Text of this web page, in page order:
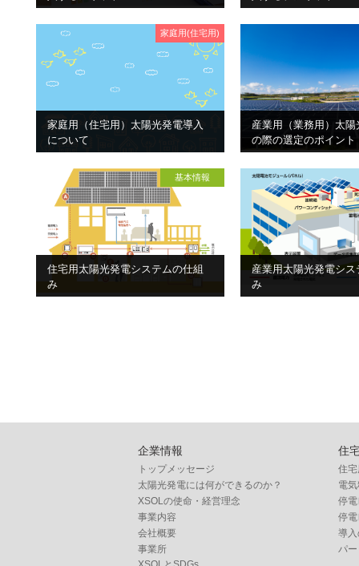
家庭用(住宅用)
家庭用（住宅用）太陽光発電導入
について
産業用（業務用）太陽
の際の選定のポイント
基本情報
住宅用太陽光発電システムの仕組
み
産業用太陽光発電シス
み
企業情報
トップメッセージ
太陽光発電には何ができるのか？
XSOLの使命・経営理念
事業内容
会社概要
事業所
住
住
電
停
停
導
パ